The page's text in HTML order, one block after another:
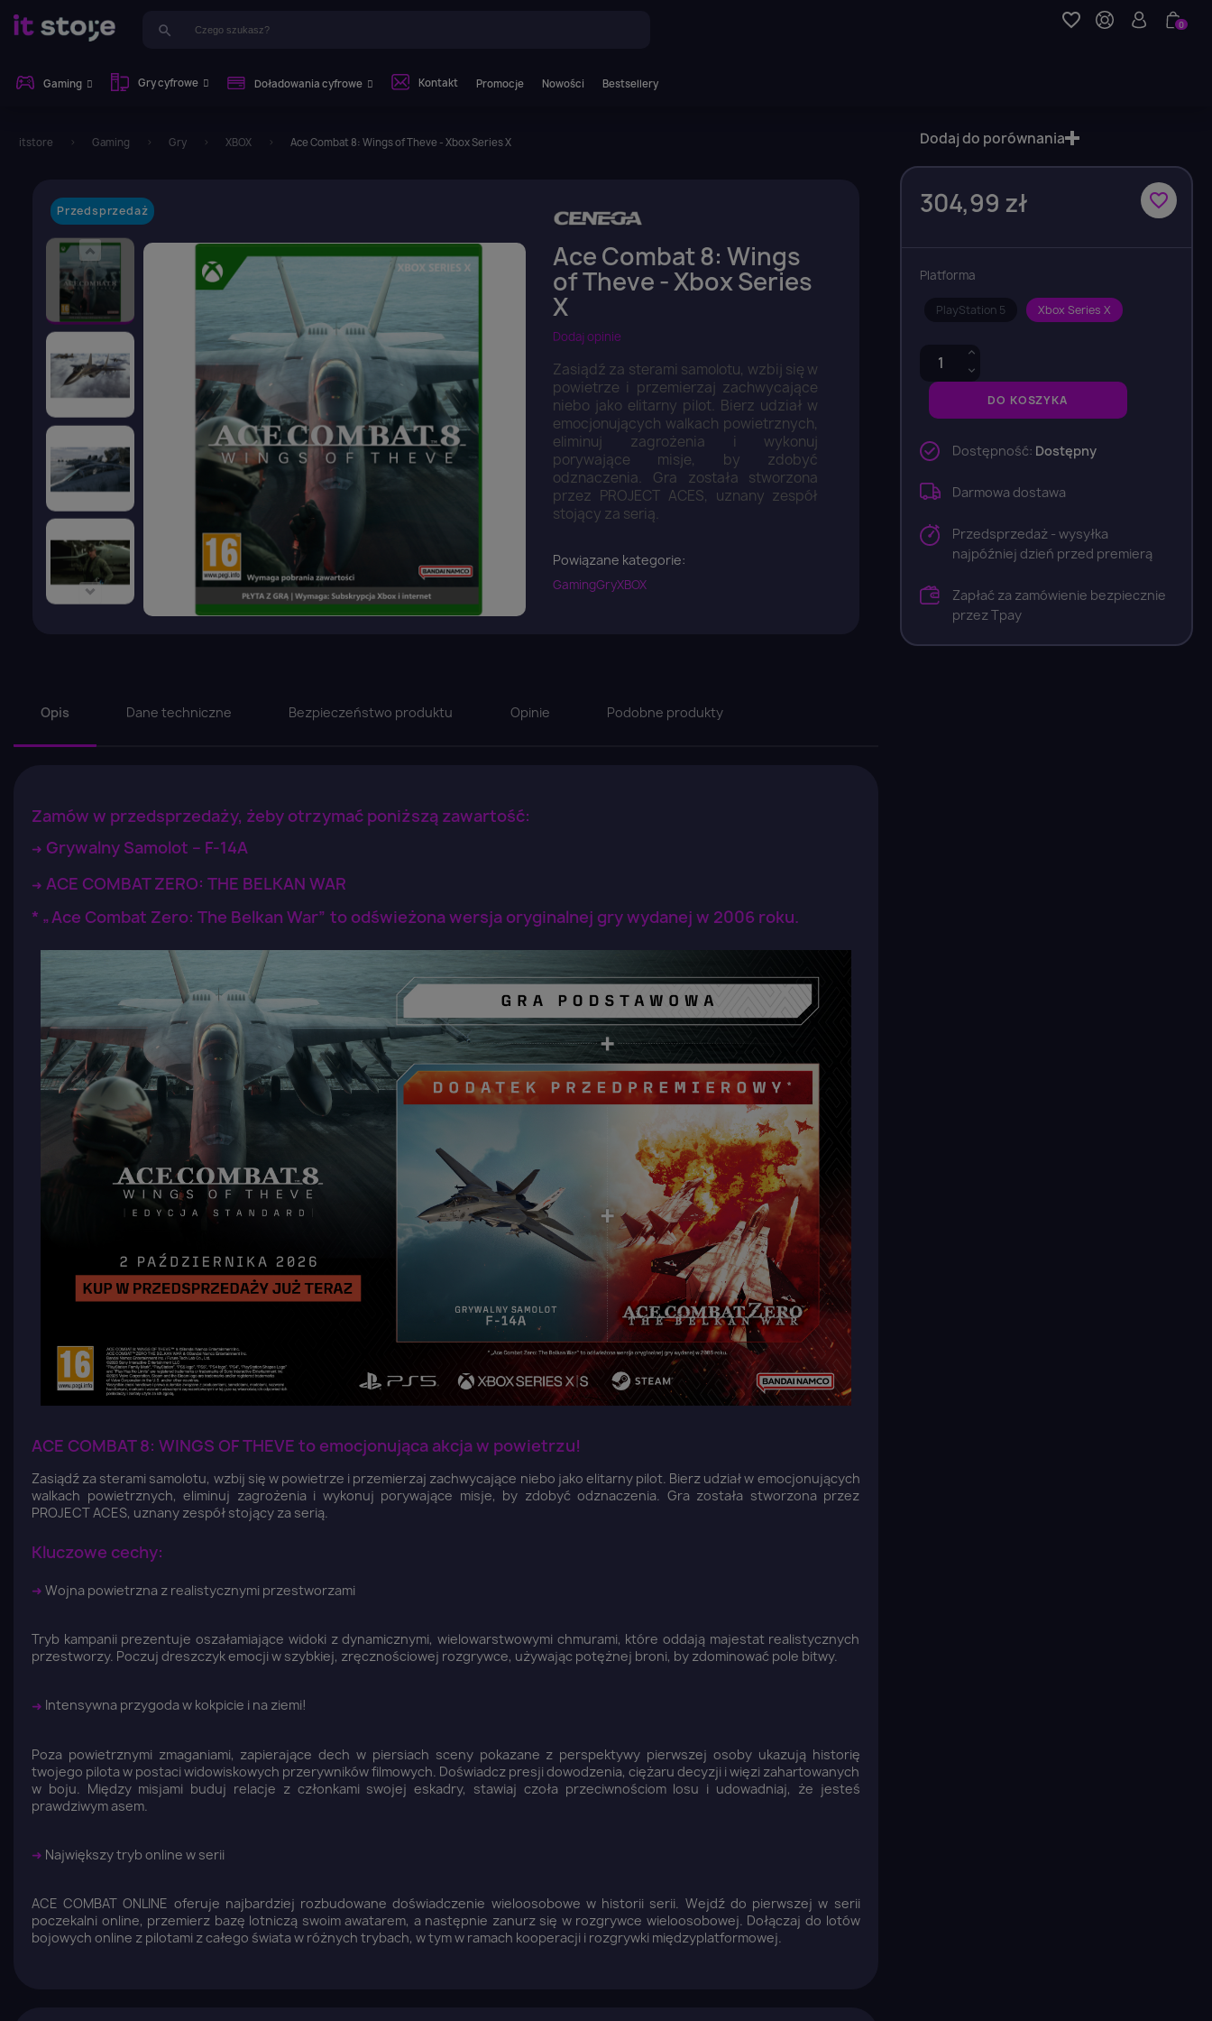
favorite_border
search 0
Gaming Gry cyfrowe Doładowania cyfrowe Kontakt Promocje Nowości Bestsellery
itstore Gaming Gry XBOX Ace Combat 8: Wings of Theve - Xbox Series X
Przedsprzedaż
Ace Combat 8: Wings
of Theve - Xbox Series
X
Dodaj opinie
Zasiądź za sterami samolotu, wzbij się w
powietrze i przemierzaj zachwycające
niebo jako elitarny pilot. Bierz udział w
emocjonujących walkach powietrznych,
eliminuj zagrożenia i wykonuj
porywające misje, by zdobyć
odznaczenia. Gra została stworzona
przez PROJECT ACES, uznany zespół
stojący za serią.
Powiązane kategorie:
GamingGryXBOX
Opis Dane techniczne Bezpieczeństwo produktu Opinie Podobne produkty
Zamów w przedsprzedaży, żeby otrzymać poniższą zawartość:
➜ Grywalny Samolot – F-14A
➜ ACE COMBAT ZERO: THE BELKAN WAR
* „Ace Combat Zero: The Belkan War” to odświeżona wersja oryginalnej gry wydanej w 2006 roku.
ACE COMBAT 8: WINGS OF THEVE to emocjonująca akcja w powietrzu!
Zasiądź za sterami samolotu, wzbij się w powietrze i przemierzaj zachwycające niebo jako elitarny pilot. Bierz udział w emocjonujących
walkach powietrznych, eliminuj zagrożenia i wykonuj porywające misje, by zdobyć odznaczenia. Gra została stworzona przez
PROJECT ACES, uznany zespół stojący za serią.
Kluczowe cechy:
➜ Wojna powietrzna z realistycznymi przestworzami
Tryb kampanii prezentuje oszałamiające widoki z dynamicznymi, wielowarstwowymi chmurami, które oddają majestat realistycznych
przestworzy. Poczuj dreszczyk emocji w szybkiej, zręcznościowej rozgrywce, używając potężnej broni, by zdominować pole bitwy.
➜ Intensywna przygoda w kokpicie i na ziemi!
Poza powietrznymi zmaganiami, zapierające dech w piersiach sceny pokazane z perspektywy pierwszej osoby ukazują historię
twojego pilota w postaci widowiskowych przerywników filmowych. Doświadcz presji dowodzenia, ciężaru decyzji i więzi zahartowanych
w boju. Między misjami buduj relacje z członkami swojej eskadry, stawiaj czoła przeciwnościom losu i udowadniaj, że jesteś
prawdziwym asem.
➜ Największy tryb online w serii
ACE COMBAT ONLINE oferuje najbardziej rozbudowane doświadczenie wieloosobowe w historii serii. Wejdź do pierwszej w serii
poczekalni online, przemierz bazę lotniczą swoim awatarem, a następnie zanurz się w rozgrywce wieloosobowej. Dołączaj do lotów
bojowych online z pilotami z całego świata w różnych trybach, w tym w ramach kooperacji i rozgrywki międzyplatformowej.
favorite_border
304,99 zł
Platforma
PlayStation 5 Xbox Series X
DO KOSZYKA
Dodaj do porównania
Dostępność: Dostępny
Darmowa dostawa
Przedsprzedaż - wysyłka
najpóźniej dzień przed premierą
Zapłać za zamówienie bezpiecznie
przez Tpay
Zaloguj się ×